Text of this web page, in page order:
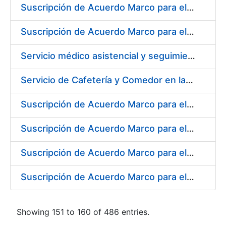
Suscripción de Acuerdo Marco para el Suministro de Material de Ferretería para la Fábrica de Papel de Seguridad de la FNMT-RCM en Burgos
Suscripción de Acuerdo Marco para el Suministro de Material de Electricidad para la Fábrica de Papel de Seguridad de la FNMT-RCM en Burgos
Servicio médico asistencial y seguimiento del absentismo laboral para la FNMT-RCM en su sede de Burgos
Servicio de Cafetería y Comedor en la Sede Central de la Fábrica Nacional de Moneda y Timbre-Real Casa de la Moneda en Madrid
Suscripción de Acuerdo Marco para el Suministro de Herramienta y Materiales Específicos para Mecanizado
Suscripción de Acuerdo Marco para el Suministro de Material de Electricidad
Suscripción de Acuerdo Marco para el Suministro de Repuestos Específicos de Maquinaria
Suscripción de Acuerdo Marco para el Suministro de Material de Transmisiones de Potencia, Rodamientos, Estanqueidad e Hidráulica
Showing 151 to 160 of 486 entries.